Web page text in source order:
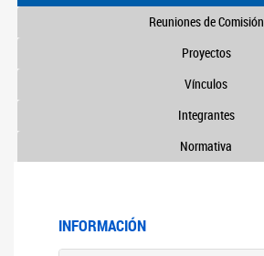
Reuniones de Comisión
Proyectos
Vínculos
Integrantes
Normativa
INFORMACIÓN